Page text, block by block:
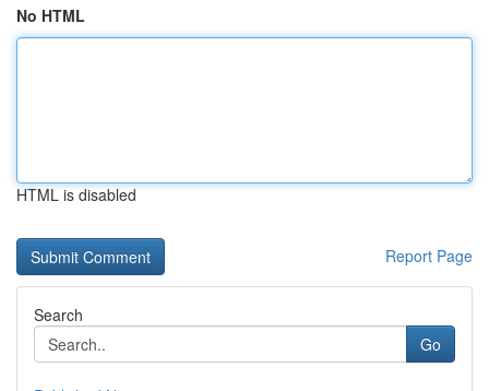
No HTML
HTML is disabled
Report Page
Search
Go